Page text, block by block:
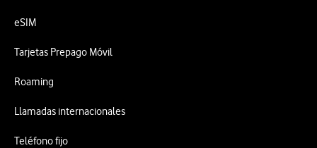
eSIM
Tarjetas Prepago Móvil
Roaming
Llamadas internacionales
Teléfono fijo